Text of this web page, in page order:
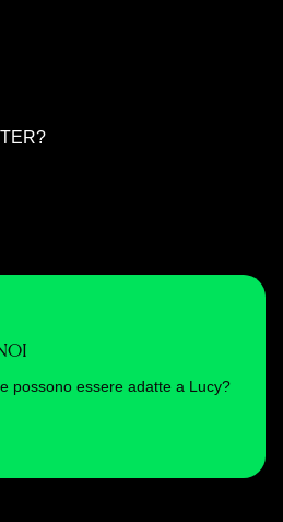
possono essere adatte a Lucy?